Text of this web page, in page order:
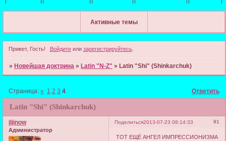
Активные темы
Привет, Гость! Войдитеили зарегистрируйтесь.
»Новейшая доктрина »Latin "N-Z" »Latin "Shi" (Shinkarchuk)
Latin "Shi" (Shinkarchuk)
Страница:« 1 2 3 4 Ответить
Поделиться 91
2013-07-23 08:14:33
iljinow
Администратор
ТОТ ЕЩЁ АНГЕЛ ИМПРЕССИОНИЗМА